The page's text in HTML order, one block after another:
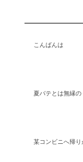
こんばんは
夏バテとは無縁
某コンビニへ帰